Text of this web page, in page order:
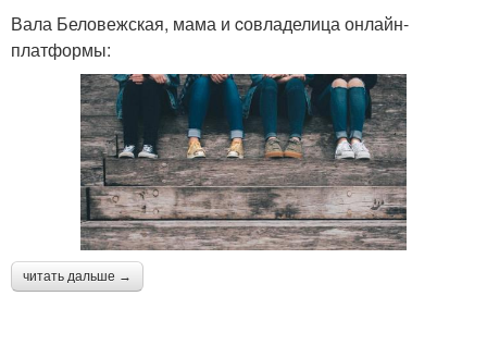
Вала Беловежская, мама и cовладелица онлайн-
платформы:
читать дальше →